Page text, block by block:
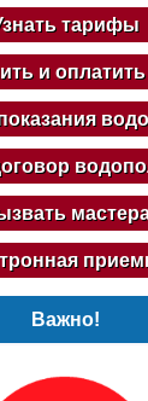
тарифы
и
Важно!